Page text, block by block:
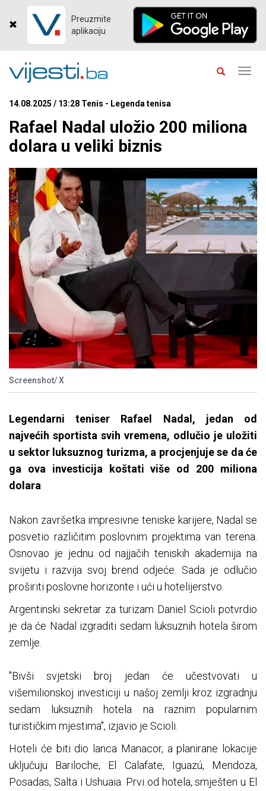
Preuzmite
aplikaciju
14.08.2025 / 13:28 Tenis - Legenda tenisa
Rafael Nadal uložio 200 miliona
dolara u veliki biznis
Screenshot/ X
Legendarni teniser Rafael Nadal, jedan od
najvećih sportista svih vremena, odlučio je uložiti
u sektor luksuznog turizma, a procjenjuje se da će
ga ova investicija koštati više od 200 miliona
dolara
Nakon završetka impresivne teniske karijere, Nadal se
posvetio različitim poslovnim projektima van terena.
Osnovao je jednu od najjačih teniskih akademija na
svijetu i razvija svoj brend odjeće. Sada je odlučio
proširiti poslovne horizonte i ući u hotelijerstvo.
Argentinski sekretar za turizam Daniel Scioli potvrdio
je da će Nadal izgraditi sedam luksuznih hotela širom
zemlje.
"Bivši svjetski broj jedan će učestvovati u
višemilionskoj investiciji u našoj zemlji kroz izgradnju
sedam luksuznih hotela na raznim popularnim
turističkim mjestima", izjavio je Scioli.
Hoteli će biti dio lanca Manacor, a planirane lokacije
uključuju Bariloche, El Calafate, Iguazú, Mendoza,
Posadas, Salta i Ushuaia. Prvi od hotela, smješten u El